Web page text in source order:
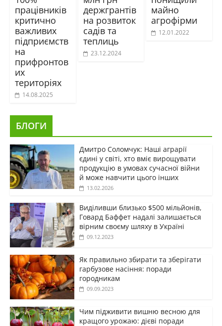
працівників
критично
важливих
підприємств
на
прифронтов
их
територіях
14.08.2025
держгрантів
на розвиток
садів та
теплиць
23.12.2024
майно
агрофірми
12.01.2022
БЛОГИ
Дмитро Соломчук: Наші аграрії
єдині у світі, хто вміє вирощувати
продукцію в умовах сучасної війни
й може навчити цього інших
13.02.2026
Виділивши близько $500 мільйонів,
Говард Баффет надалі залишається
вірним своєму шляху в Україні
09.12.2023
Як правильно збирати та зберігати
гарбузове насіння: поради
городникам
09.09.2023
Чим підживити вишню весною для
кращого урожаю: дієві поради